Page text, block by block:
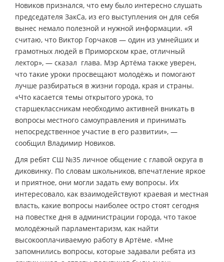
Новиков признался, что ему было интересно слушать
председателя ЗакСа, из его выступления он для себя
вынес немало полезной и нужной информации. «Я
считаю, что Виктор Горчаков — один из умнейших и
грамотных людей в Приморском крае, отличный
лектор», — сказал глава. Мэр Артёма также уверен,
что такие уроки просвещают молодёжь и помогают
лучше разбираться в жизни города, края и страны.
«Что касается темы открытого урока, то
старшеклассникам необходимо активней вникать в
вопросы местного самоуправления и принимать
непосредственное участие в его развитии», —
сообщил Владимир Новиков.
Для ребят СШ №35 личное общение с главой округа в
диковинку. По словам школьников, впечатление яркое
и приятное, они могли задать ему вопросы. Их
интересовало, как взаимодействуют краевая и местная
власть, какие вопросы наиболее остро стоят сегодня
на повестке дня в администрации города, что такое
молодёжный парламентаризм, как найти
высокооплачиваемую работу в Артёме. «Мне
запомнились вопросы, которые задавали ребята из